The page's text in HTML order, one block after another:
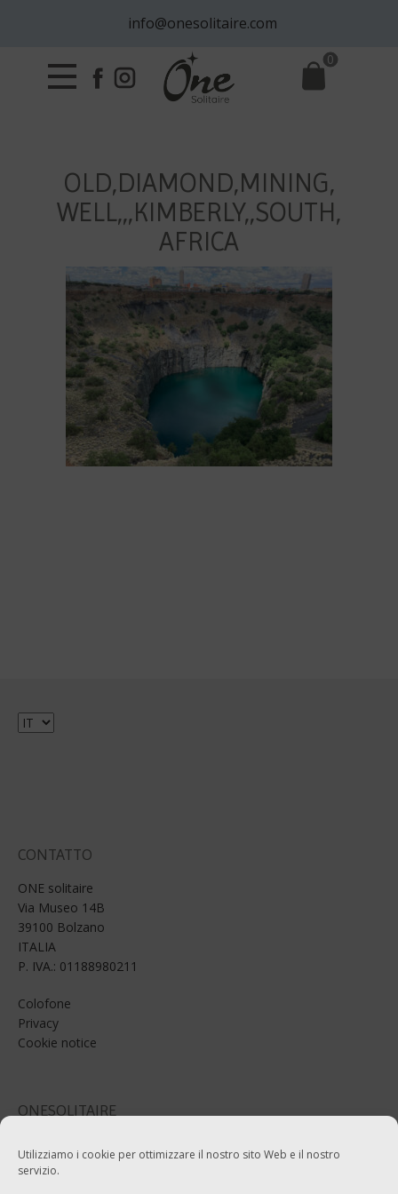
Utilizziamo i cookie per ottimizzare il nostro sito Web e il nostro
servizio.
info@onesolitaire.com
0
OLD,DIAMOND,MINING,
WELL,,,KIMBERLY,,SOUTH,
AFRICA
Scegli
CONTATTO
ONE solitaire
Via Museo 14B
39100 Bolzano
ITALIA
P. IVA.: 01188980211
Colofone
Privacy
Cookie notice
ONESOLITAIRE